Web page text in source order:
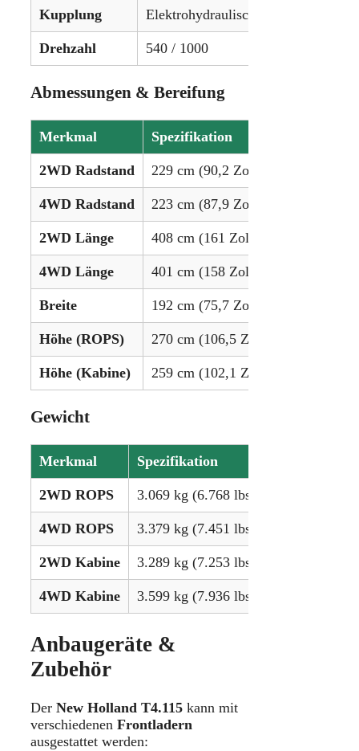
Kupplung Elektrohydraulische Nassscheibe
Drehzahl 540 / 1000
Abmessungen & Bereifung
Merkmal Spezifikation
2WD Radstand 229 cm (90,2 Zoll)
4WD Radstand 223 cm (87,9 Zoll)
2WD Länge 408 cm (161 Zoll)
4WD Länge 401 cm (158 Zoll)
Breite 192 cm (75,7 Zoll)
Höhe (ROPS) 270 cm (106,5 Zoll)
Höhe (Kabine) 259 cm (102,1 Zoll)
Gewicht
Merkmal Spezifikation
2WD ROPS 3.069 kg (6.768 lbs)
4WD ROPS 3.379 kg (7.451 lbs)
2WD Kabine 3.289 kg (7.253 lbs)
4WD Kabine 3.599 kg (7.936 lbs)
Anbaugeräte &
Zubehör
Der New Holland T4.115 kann mit
verschiedenen Frontladern
ausgestattet werden: